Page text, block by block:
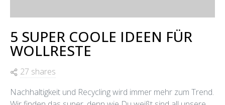
5 SUPER COOLE IDEEN FÜR
WOLLRESTE
27 shares
Nachhaltigkeit und Recycling wird immer mehr zum Trend.